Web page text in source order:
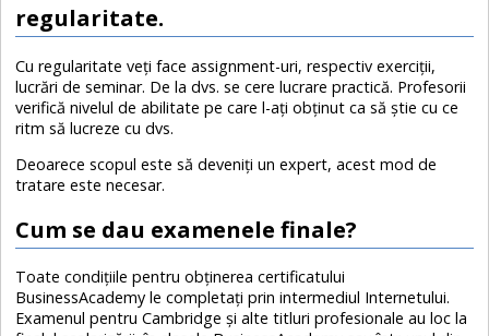
regularitate.
Cu regularitate veţi face assignment-uri, respectiv exerciţii,
lucrări de seminar. De la dvs. se cere lucrare practică. Profesorii
verifică nivelul de abilitate pe care l-aţi obţinut ca să ştie cu ce
ritm să lucreze cu dvs.
Deoarece scopul este să deveniţi un expert, acest mod de
tratare este necesar.
Cum se dau examenele finale?
Toate condiţiile pentru obţinerea certificatului
BusinessAcademy le completaţi prin intermediul Internetului.
Examenul pentru Cambridge şi alte titluri profesionale au loc la